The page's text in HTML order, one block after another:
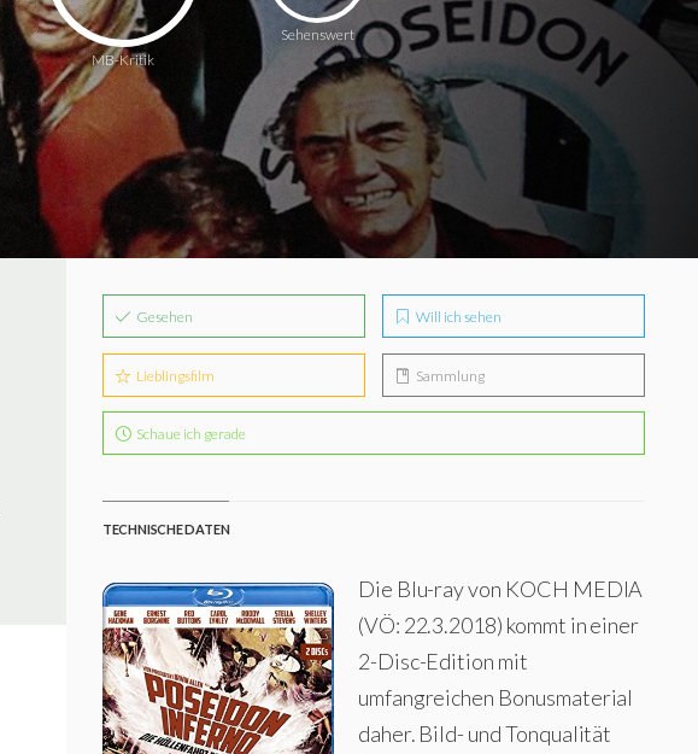
MB-Kritik
Sehenswert
Gesehen Will ich sehen
Lieblingsfilm Sammlung
Schaue ich gerade
TECHNISCHE DATEN
Die Blu-ray von KOCH MEDIA
(VÖ: 22.3.2018) kommt in einer
2-Disc-Edition mit
umfangreichen Bonusmaterial
daher. Bild- und Tonqualität